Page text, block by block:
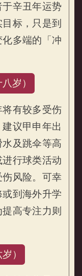
辛丑年运势
标，只是到
多端的「冲
岁）
有较多受伤
议甲申年出
及跳伞等高
行球类活动
风险。可幸
到海外升学
高专注力则
）